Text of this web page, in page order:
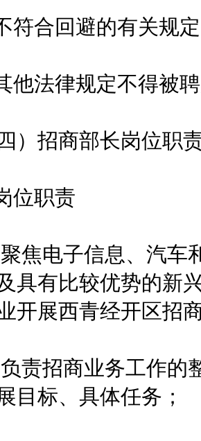
合回避的有关规定
法律规定不得被聘
招商部长岗位职
职责
电子信息、汽车
具有比较优势的新
开展西青经开区招
招商业务工作的
目标、具体任务；